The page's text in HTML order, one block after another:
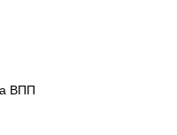
ВПП